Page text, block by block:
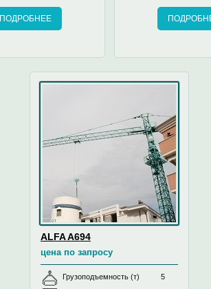
ПОДРОБНЕЕ
ALFA A694
цена по запросу
Грузоподъемность (т) 5